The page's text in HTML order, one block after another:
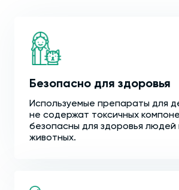
Безопасно для здоровья
Используемые препараты для
не содержат токсичных
безопасны для здоровья
животных.